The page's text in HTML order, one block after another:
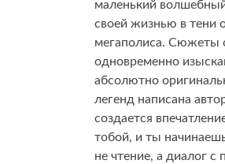
маленький
своей жизнью в тени
мегаполиса. Сюжеты
одновременно
абсолютно
легенд написана
создается
тобой, и ты
не чтение, а диалог с